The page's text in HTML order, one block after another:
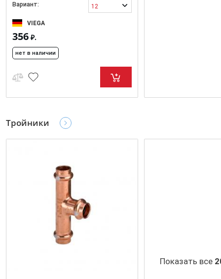
Вариант: 12
VIEGA
356 ₽.
нет в наличии
Тройники
Показать все